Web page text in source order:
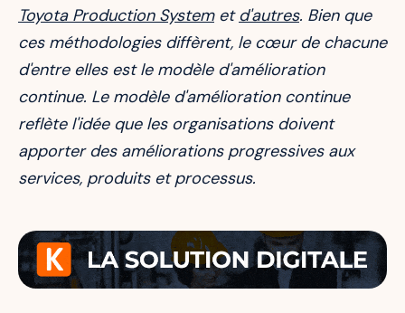
Toyota Production Systemetd'autres. Bien que
ces méthodologies diffèrent, le cœur de chacune
d'entre elles est le modèle d'amélioration
continue. Le modèle d'amélioration continue
reflète l'idée que les organisations doivent
apporter des améliorations progressives aux
services, produits et processus.